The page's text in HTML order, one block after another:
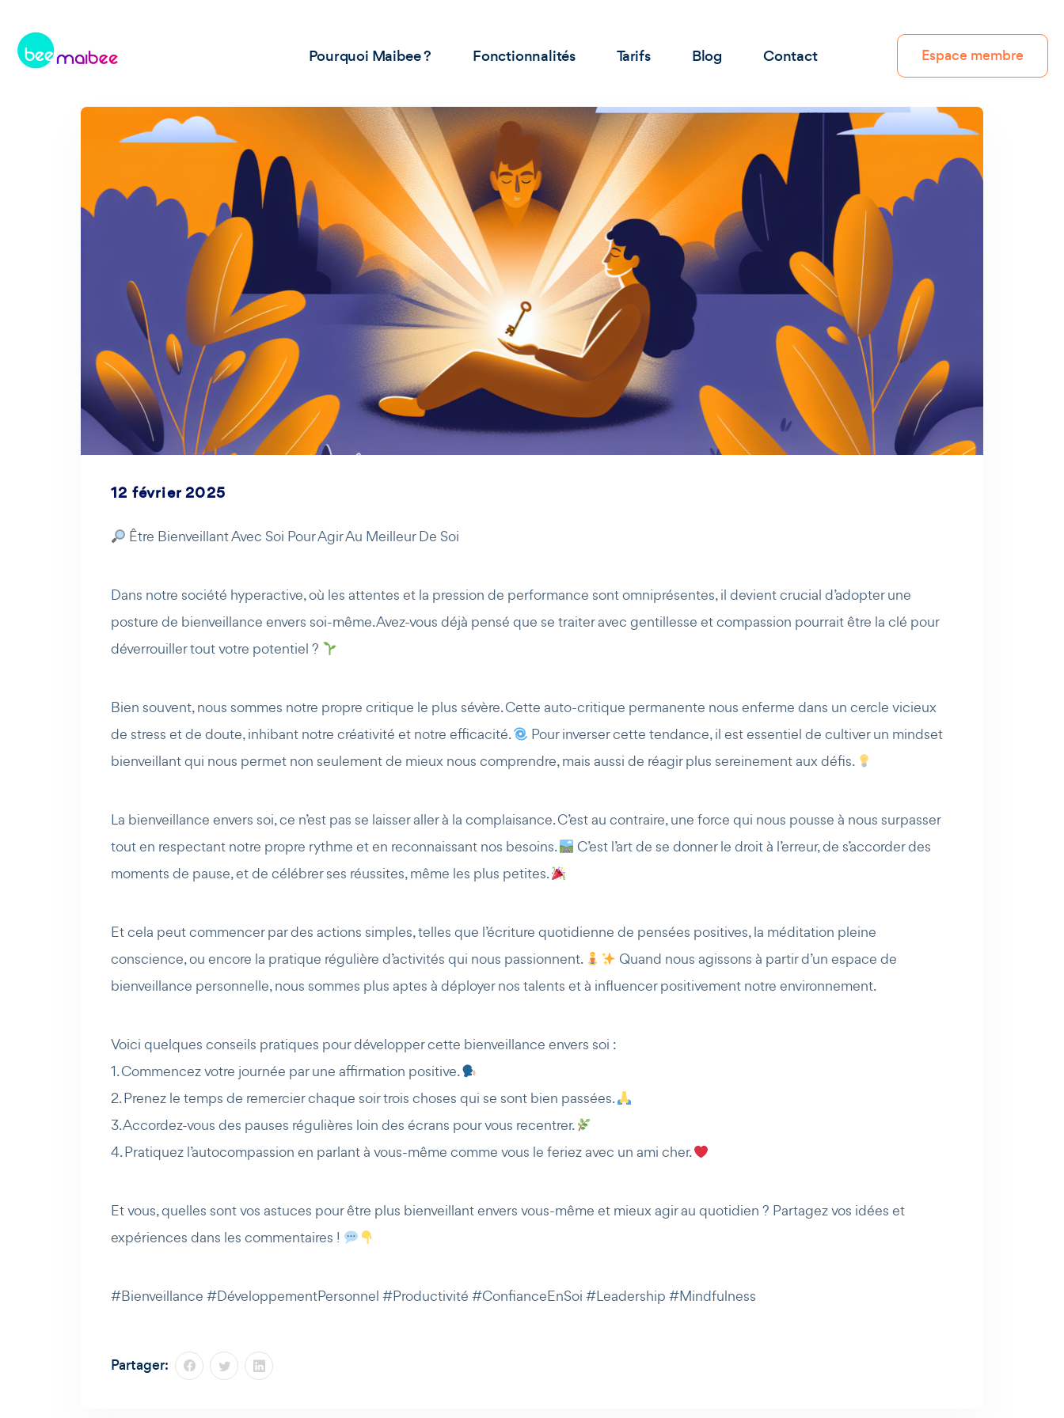
Espace membre
Pourquoi Maibee ? Fonctionnalités Tarifs Blog Contact
12 février 2025
Être Bienveillant Avec Soi Pour Agir Au Meilleur De Soi
Dans notre société hyperactive, où les attentes et la pression de performance sont omniprésentes, il devient crucial d’adopter une
posture de bienveillance envers soi-même. Avez-vous déjà pensé que se traiter avec gentillesse et compassion pourrait être la clé pour
déverrouiller tout votre potentiel ?
Bien souvent, nous sommes notre propre critique le plus sévère. Cette auto-critique permanente nous enferme dans un cercle vicieux
de stress et de doute, inhibant notre créativité et notre efficacité.
Pour inverser cette tendance, il est essentiel de cultiver un mindset
bienveillant qui nous permet non seulement de mieux nous comprendre, mais aussi de réagir plus sereinement aux défis.
La bienveillance envers soi, ce n’est pas se laisser aller à la complaisance. C’est au contraire, une force qui nous pousse à nous surpasser
tout en respectant notre propre rythme et en reconnaissant nos besoins.
C’est l’art de se donner le droit à l’erreur, de s’accorder des
moments de pause, et de célébrer ses réussites, même les plus petites.
Et cela peut commencer par des actions simples, telles que l’écriture quotidienne de pensées positives, la méditation pleine
conscience, ou encore la pratique régulière d’activités qui nous passionnent.
Quand nous agissons à partir d’un espace de
bienveillance personnelle, nous sommes plus aptes à déployer nos talents et à influencer positivement notre environnement.
Voici quelques conseils pratiques pour développer cette bienveillance envers soi :
1. Commencez votre journée par une affirmation positive.
2. Prenez le temps de remercier chaque soir trois choses qui se sont bien passées.
3. Accordez-vous des pauses régulières loin des écrans pour vous recentrer.
4. Pratiquez l’autocompassion en parlant à vous-même comme vous le feriez avec un ami cher.
Et vous, quelles sont vos astuces pour être plus bienveillant envers vous-même et mieux agir au quotidien ? Partagez vos idées et
expériences dans les commentaires !
#Bienveillance #DéveloppementPersonnel #Productivité #ConfianceEnSoi #Leadership #Mindfulness
Partager: